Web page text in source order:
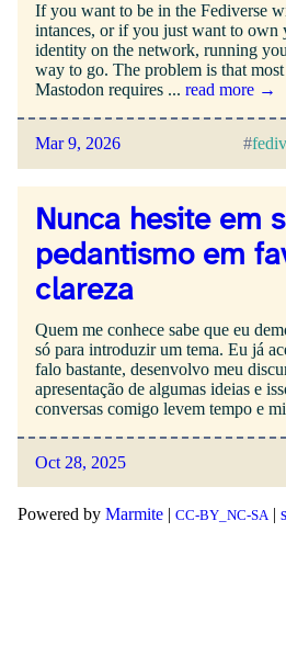
If you want to be in the Fediverse
intances, or if you just want to own
identity on the network, running
way to go. The problem is that
Mastodon requires ... read more →
Mar 9, 2026
Nunca hesite em
pedantismo em
clareza
Quem me conhece sabe que eu
só para introduzir um tema. Eu já
falo bastante, desenvolvo meu
apresentação de algumas ideias e
conversas comigo levem tempo e
Oct 28, 2025
Powered by Marmite | CC-BY_NC-SA |